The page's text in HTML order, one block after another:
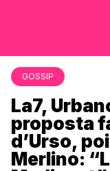
GOSSIP
La7,
proposta
d’Urso,
Merlino: